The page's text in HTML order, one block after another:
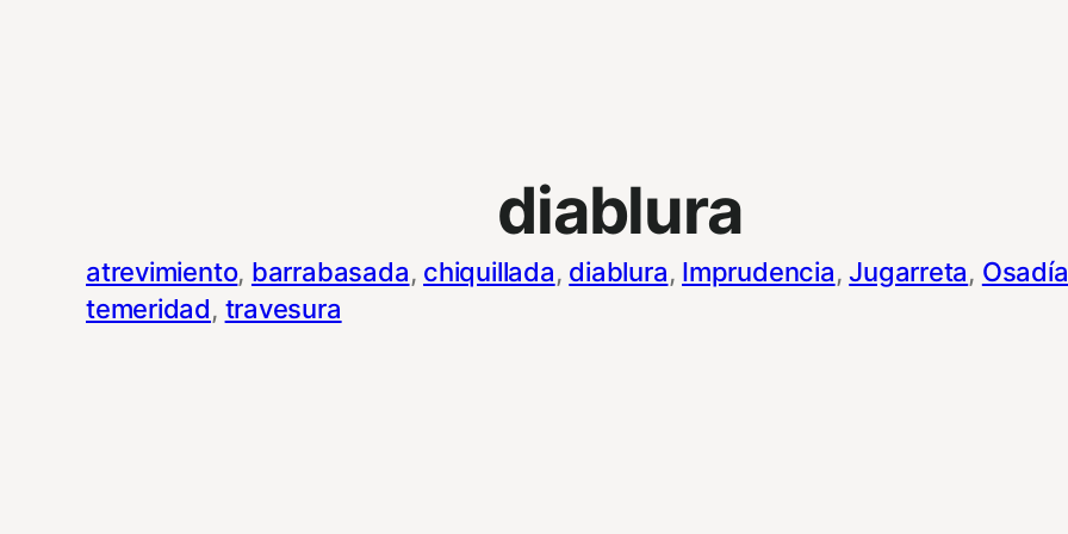
diablura
atrevimiento, barrabasada, chiquillada, diablura, Imprudencia, Jugarreta, Osadía
temeridad, travesura